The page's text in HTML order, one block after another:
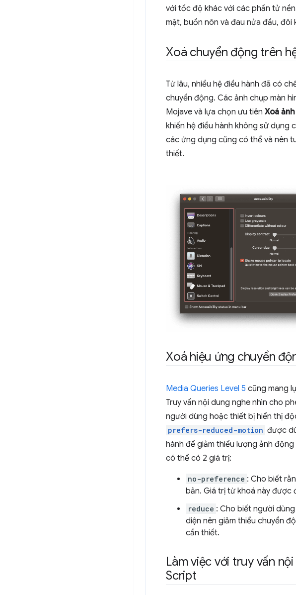
với tốc độ khác với các phần tử
mặt, buồn nôn và đau nửa đầu,
Xoá chuyển động trên
Từ lâu, nhiều hệ điều hành đã có
chuyển động. Các ảnh chụp màn
Mojave và lựa chọn ưu tiên Xoá
khiến hệ điều hành không sử dụng
các ứng dụng cũng có thể và nên
thiết.
Xoá hiệu ứng chuyển
Media Queries Level 5 cũng mang
Truy vấn nội dung nghe nhìn cho
người dùng hoặc thiết bị hiển thị
prefers-reduced-motion được
hành để giảm thiểu lượng ảnh
có thể có 2 giá trị:
no-preference : Cho biết
bản. Giá trị từ khoá này được
reduce : Cho biết người
diện nên giảm thiểu chuyển
cần thiết.
Làm việc với truy vấn
Script